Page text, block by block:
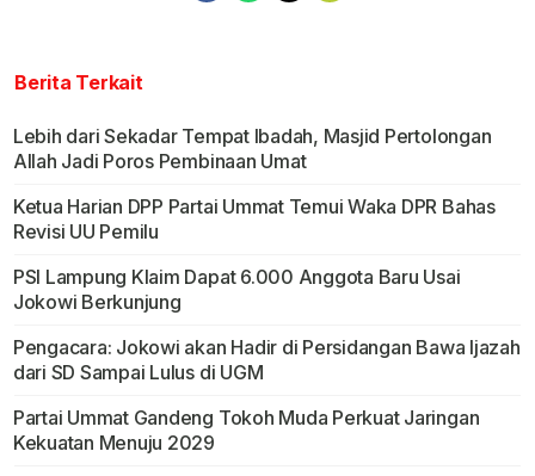
Berita Terkait
Lebih dari Sekadar Tempat Ibadah, Masjid Pertolongan
Allah Jadi Poros Pembinaan Umat
Ketua Harian DPP Partai Ummat Temui Waka DPR Bahas
Revisi UU Pemilu
PSI Lampung Klaim Dapat 6.000 Anggota Baru Usai
Jokowi Berkunjung
Pengacara: Jokowi akan Hadir di Persidangan Bawa Ijazah
dari SD Sampai Lulus di UGM
Partai Ummat Gandeng Tokoh Muda Perkuat Jaringan
Kekuatan Menuju 2029